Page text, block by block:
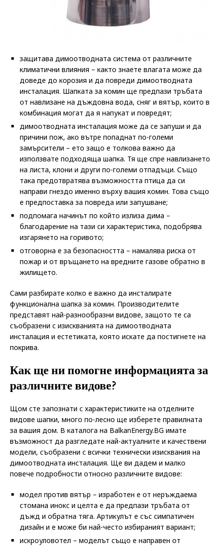
защитава димоотводната система от различните
климатични влияния – както знаете влагата може да
доведе до корозия и да повреди димоотводната
инсталация. Шапката за комин ще предпази тръбата
от навлизане на дъждовна вода, сняг и вятър, които в
комбинация могат да я напукат и повредят;
димоотводната инсталация може да се запуши и да
причини пож, ако вътре попаднат по-големи
замърсители – ето защо е толкова важно да
използвате подходяща шапка. Тя ще спре навлизането
на листа, клони и други по-големи отпадъци. Също
така предотвратява възможността птица да си
направи гнездо именно върху вашия комин. Това също
е предпоставка за повреда или запушване;
подпомага начинът по който излиза дима –
благодарение на тази си характеристика, подобрява
изгарянето на горивото;
отговорна е за безопасността – намалява риска от
пожар и от връщането на вредните газове обратно в
жилището.
Сами разбирате колко е важно да инсталирате
функционална шапка за комин. Производителите
представят най-разнообразни видове, защото те са
съобразени с изискванията на димоотводната
инсталация и естетиката, която искате да постигнете на
покрива.
Как ще ни помогне информацията за
различните видове?
Щом сте запознати с характеристиките на отделните
видове шапки, много по-лесно ще изберете правилната
за вашия дом. В каталога на BalkanEnergy.BG имате
възможност да разгледате най-актуалните и качествени
модели, съобразени с всички технически изисквания на
димоотводната инсталация. Ще ви дадем и малко
повече подробности относно различните видове:
модел против вятър – изработен е от неръждаема
стомана инокс и целта е да предпази тръбата от
дъжд и обратна тяга. Артикулът е със симпатичен
дизайн и е може би най-често избираният вариант;
искроуловотел – моделът също е направен от